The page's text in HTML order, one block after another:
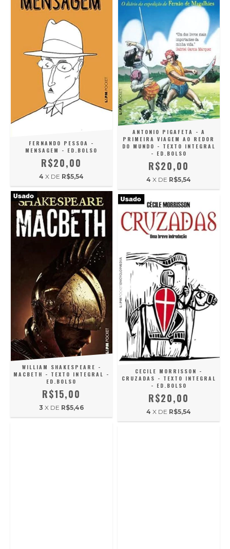
FERNANDO PESSOA -
MENSAGEM - ED.BOLSO
R$20,00
4 X DE R$5,54
ANTONIO PIGAFETA - A
PRIMEIRA VIAGEM AO REDOR
DO MUNDO - TEXTO INTEGRAL
- ED.BOLSO
R$20,00
4 X DE R$5,54
WILLIAM SHAKESPEARE -
MACBETH - TEXTO INTEGRAL -
ED.BOLSO
R$15,00
3 X DE R$5,46
CECILE MORRISSON -
CRUZADAS - TEXTO INTEGRAL
- ED.BOLSO
R$20,00
4 X DE R$5,54